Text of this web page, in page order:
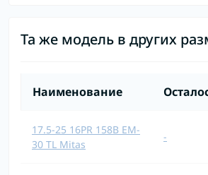
Та же модель в других
Наименование
17.5-25 16PR 158B EM-
30 TL Mitas
-